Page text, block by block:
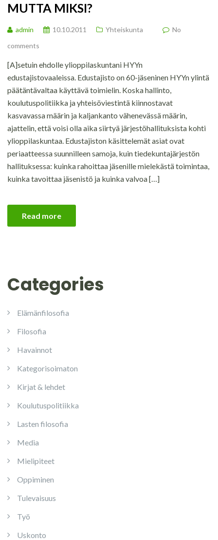
MUTTA MIKSI?
admin 10.10.2011 Yhteiskunta
No
comments
[A]setuin ehdolle ylioppilaskuntani HYYn
edustajistovaaleissa. Edustajisto on 60-jäseninen HYYn ylintä
päätäntävaltaa käyttävä toimielin. Koska hallinto,
koulutuspolitiikka ja yhteisöviestintä kiinnostavat
kasvavassa määrin ja kaljankanto vähenevässä määrin,
ajattelin, että voisi olla aika siirtyä järjestöhallituksista kohti
ylioppilaskuntaa. Edustajiston käsittelemät asiat ovat
periaatteessa suunnilleen samoja, kuin tiedekuntajärjestön
hallituksessa: kuinka rahoittaa jäsenille mielekästä toimintaa,
kuinka tavoittaa jäsenistö ja kuinka valvoa […]
Read more
Categories
Elämänfilosofia
Filosofia
Havainnot
Kategorisoimaton
Kirjat & lehdet
Koulutuspolitiikka
Lasten filosofia
Media
Mielipiteet
Oppiminen
Tulevaisuus
Työ
Uskonto